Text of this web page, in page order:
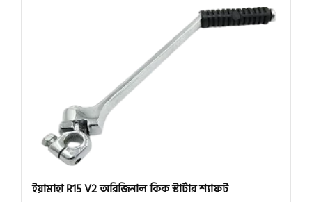
ইয়ামাহা R15 V2 অরিজিনাল কিক স্টার্টার শ্যাফট